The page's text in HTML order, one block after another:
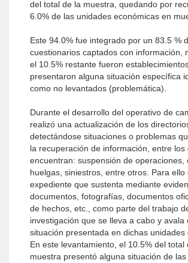
del total de la muestra, quedando por
6.0% de las unidades económicas en
Este 94.0% fue integrado por un 83.5 %
cuestionarios captados con información,
el 10.5% restante fueron
presentaron alguna situación específica
como no levantados (problemática).
Durante el desarrollo del operativo de
realizó una actualización de los
detectándose situaciones o problemas
la recuperación de información, entre los
encuentran: suspensión de operaciones,
huelgas, siniestros, entre otros. Para ello
expediente que sustenta mediante
documentos, fotografías, documentos
de hechos, etc., como parte del trabajo
investigación que se lleva a cabo y avala
situación presentada en dichas unidades
En este levantamiento, el 10.5% del total
muestra presentó alguna situación de las